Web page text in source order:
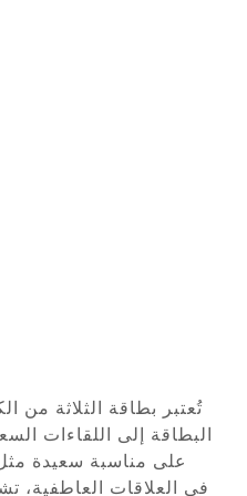
تُعتبر بطاقة الثلاثة
البطاقة إلى اللقاءات
على مناسبة سعيدة مثل
في العلاقات العاطفية،